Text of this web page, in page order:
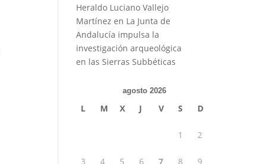
Heraldo Luciano Vallejo
Martínez en La Junta de
Andalucía impulsa la
investigación arqueológica
en las Sierras Subbéticas
agosto 2026
L M X J V S D
1 2
3 4 5 6 7 8 9